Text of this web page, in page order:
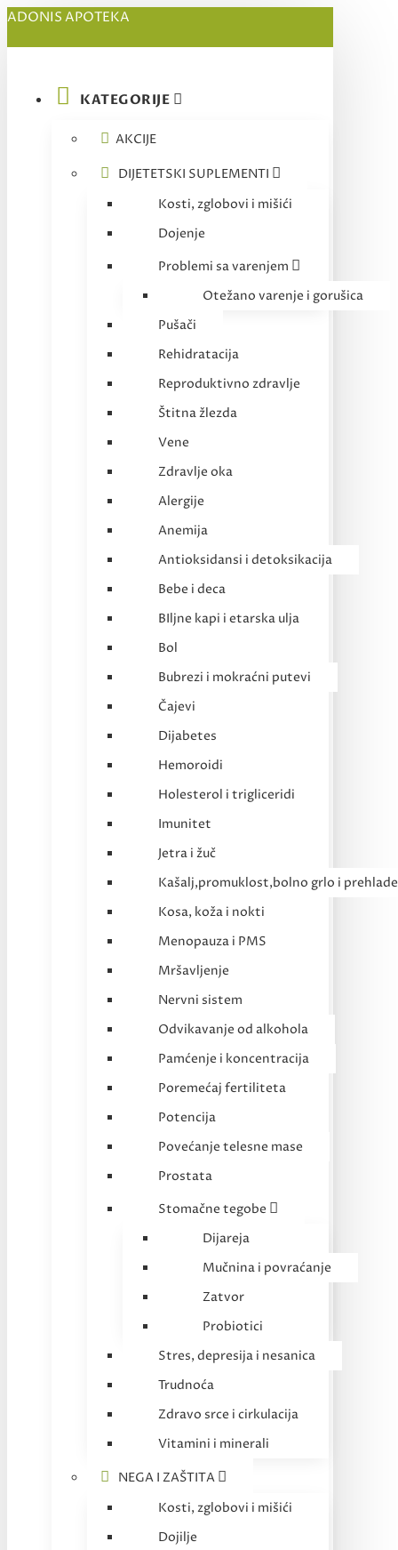
ADONIS APOTEKA
KATEGORIJE
AKCIJE
DIJETETSKI SUPLEMENTI
Kosti, zglobovi i mišići
Dojenje
Problemi sa varenjem
Otežano varenje i gorušica
Pušači
Rehidratacija
Reproduktivno zdravlje
Štitna žlezda
Vene
Zdravlje oka
Alergije
Anemija
Antioksidansi i detoksikacija
Bebe i deca
BIljne kapi i etarska ulja
Bol
Bubrezi i mokraćni putevi
Čajevi
Dijabetes
Hemoroidi
Holesterol i trigliceridi
Imunitet
Jetra i žuč
Kašalj,promuklost,bolno grlo i prehlade
Kosa, koža i nokti
Menopauza i PMS
Mršavljenje
Nervni sistem
Odvikavanje od alkohola
Pamćenje i koncentracija
Poremećaj fertiliteta
Potencija
Povećanje telesne mase
Prostata
Stomačne tegobe
Dijareja
Mučnina i povraćanje
Zatvor
Probiotici
Stres, depresija i nesanica
Trudnoća
Zdravo srce i cirkulacija
Vitamini i minerali
NEGA I ZAŠTITA
Kosti, zglobovi i mišići
Dojilje